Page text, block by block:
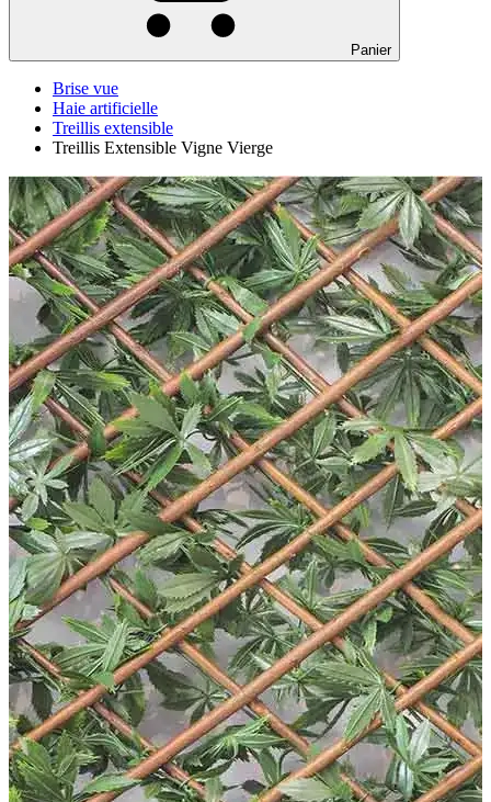
Panier
Brise vue
Haie artificielle
Treillis extensible
Treillis Extensible Vigne Vierge